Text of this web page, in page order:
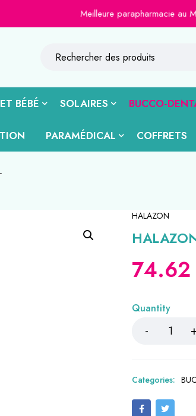
Meilleure parapharmacie au Maroc
BÉBÉ SOLAIRES BUCCO-
PARAMÉDICAL COFFRETS
HALAZON
74.62
Quantity
Categories: